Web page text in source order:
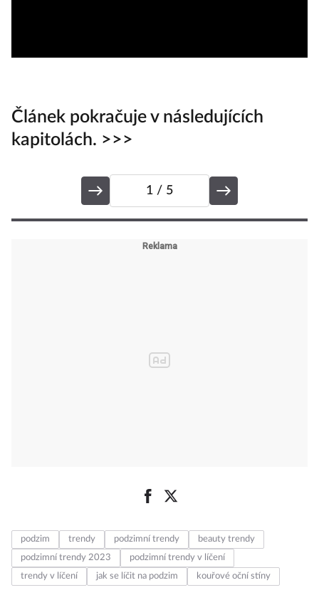
Článek pokračuje v následujících
kapitolách. >>>
1 / 5
podzim trendy podzimní trendy
beauty trendy
podzimní trendy 2023
podzimní trendy v líčení
trendy v líčení
jak se líčit na podzim kouřové oční stíny